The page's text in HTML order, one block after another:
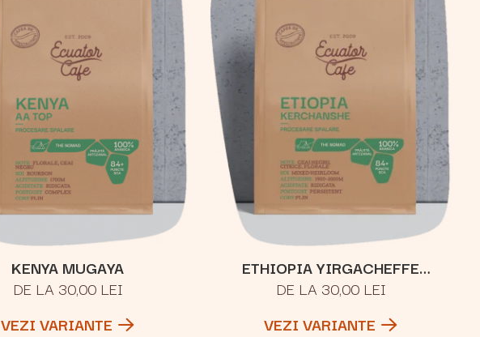
KENYA MUGAYA
DE LA 30,00 LEI
VEZI VARIANTE
ETHIOPIA YIRGACHEFFE
KERCHANSHE
DE LA 30,00 LEI
VEZI VARIANTE